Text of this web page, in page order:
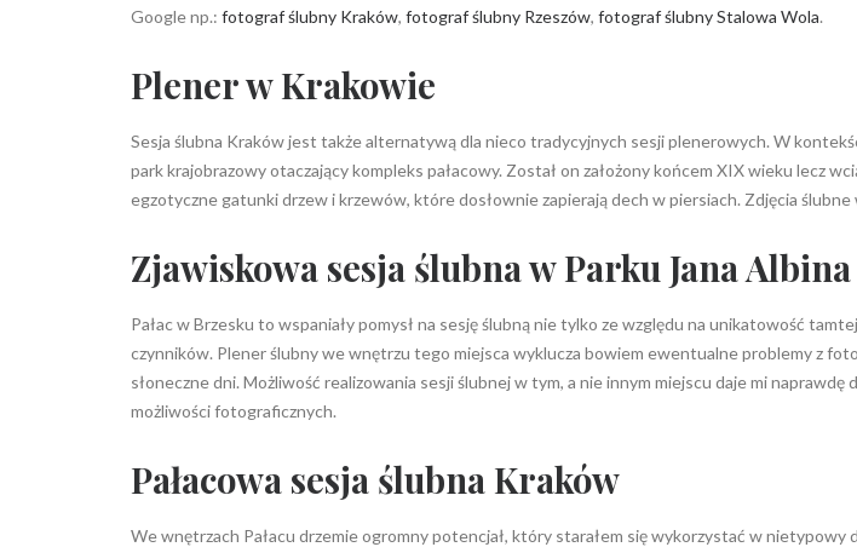
Google np.: fotograf ślubny Kraków, fotograf ślubny Rzeszów, fotograf ślubny Stalowa Wola.
Plener w Krakowie
Sesja ślubna Kraków jest także alternatywą dla nieco tradycyjnych sesji plenerowych. W
park krajobrazowy otaczający kompleks pałacowy. Został on założony końcem XIX wieku lecz
egzotyczne gatunki drzew i krzewów, które dosłownie zapierają dech w piersiach. Zdjęcia
Zjawiskowa sesja ślubna w Parku Jana Albina
Pałac w Brzesku to wspaniały pomysł na sesję ślubną nie tylko ze względu na unikatowość
czynników. Plener ślubny we wnętrzu tego miejsca wyklucza bowiem ewentualne problemy z
słoneczne dni. Możliwość realizowania sesji ślubnej w tym, a nie innym miejscu daje mi
możliwości fotograficznych.
Pałacowa sesja ślubna Kraków
We wnętrzach Pałacu drzemie ogromny potencjał, który starałem się wykorzystać w